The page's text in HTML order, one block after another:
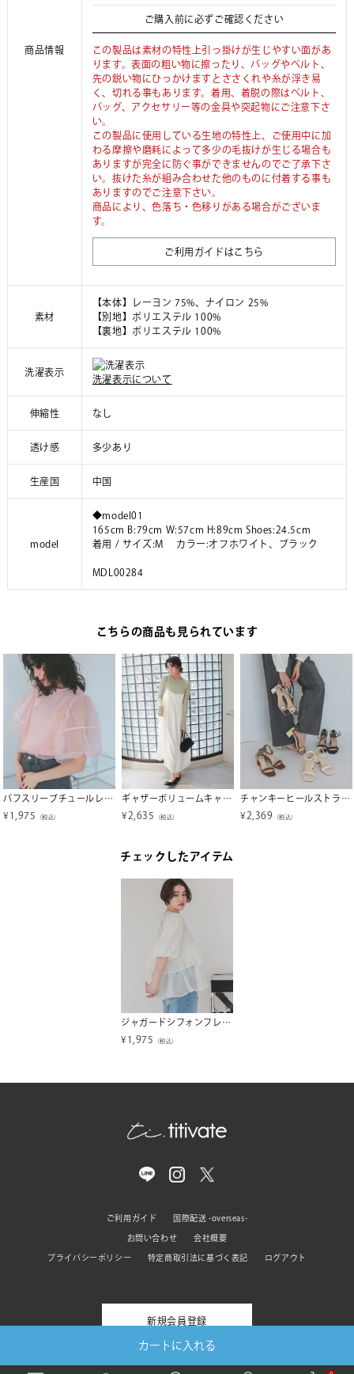
カートに入れる
商品情報
ご購入前に必ずご確認ください
この製品は素材の特性上引っ掛けが生じやすい面があ
ります。表面の粗い物に擦ったり、バッグやベルト、
先の鋭い物にひっかけますとささくれや糸が浮き易
く、切れる事もあります。着用、着脱の際はベルト、
バッグ、アクセサリー等の金具や突起物にご注意下さ
い。
この製品に使用している生地の特性上、ご使用中に加
わる摩擦や磨耗によって多少の毛抜けが生じる場合も
ありますが完全に防ぐ事ができませんのでご了承下さ
い。抜けた糸が組み合わせた他のものに付着する事も
ありますのでご注意下さい。
商品により、色落ち・色移りがある場合がございま
す。
ご利用ガイドはこちら
素材
【本体】レーヨン 75%、ナイロン 25%
【別地】ポリエステル 100%
【裏地】ポリエステル 100%
洗濯表示
洗濯表示について
伸縮性 なし
透け感 多少あり
生産国 中国
model
◆model01
165cm B:79cm W:57cm H:89cm Shoes:24.5cm
着用 / サイズ:M カラー:オフホワイト、ブラック
MDL00284
こちらの商品も見られています
パフスリーブチュールレイヤードトップス【メール便可／100】
¥ 1,975 （税込）
ギャザーボリュームキャミソールワンピース
¥ 2,635 （税込）
チャンキーヒールストラップサンダル
¥ 2,369 （税込）
チェックしたアイテム
ジャガードシフォンフレアドッキングトップス
¥ 1,975 （税込）
ご利用ガイド 国際配送 -overseas-
お問い合わせ 会社概要
プライバシーポリシー 特定商取引法に基づく表記 ログアウト
新規会員登録